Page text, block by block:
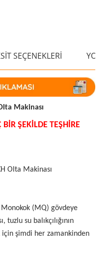
SEÇENEKLERİ
Makinası
ŞEKİLDE TEŞHİRE
Olta Makinası
(MQ) gövdeye
su balıkçılığının
şimdi her zamankinden